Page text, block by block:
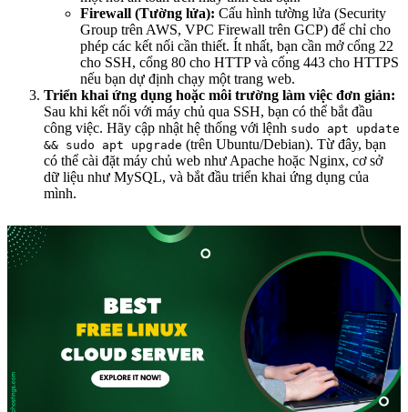
Firewall (Tường lửa): Cấu hình tường lửa (Security
Group trên AWS, VPC Firewall trên GCP) để chỉ cho
phép các kết nối cần thiết. Ít nhất, bạn cần mở cổng 22
cho SSH, cổng 80 cho HTTP và cổng 443 cho HTTPS
nếu bạn dự định chạy một trang web.
Triển khai ứng dụng hoặc môi trường làm việc đơn giản:
Sau khi kết nối với máy chủ qua SSH, bạn có thể bắt đầu
công việc. Hãy cập nhật hệ thống với lệnh sudo apt update
&& sudo apt upgrade (trên Ubuntu/Debian). Từ đây, bạn
có thể cài đặt máy chủ web như Apache hoặc Nginx, cơ sở
dữ liệu như MySQL, và bắt đầu triển khai ứng dụng của
mình.